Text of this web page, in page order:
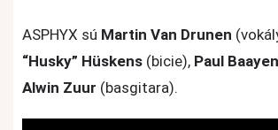
ASPHYX sú Martin Van Drunen
“Husky” Hüskens (bicie), Paul
Alwin Zuur (basgitara).